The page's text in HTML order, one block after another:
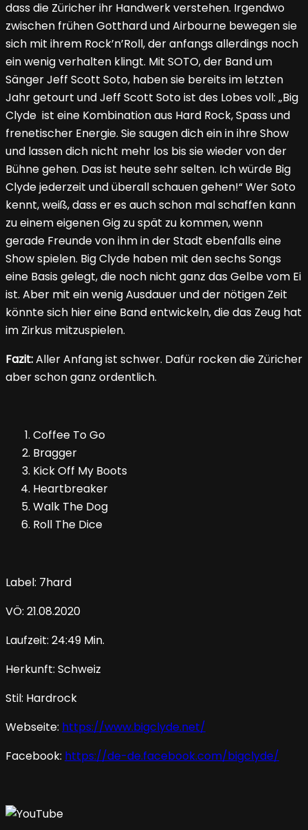
dass die Züricher ihr Handwerk verstehen. Irgendwo
zwischen frühen Gotthard und Airbourne bewegen sie
sich mit ihrem Rock’n’Roll, der anfangs allerdings noch
ein wenig verhalten klingt. Mit SOTO, der Band um
Sänger Jeff Scott Soto, haben sie bereits im letzten
Jahr getourt und Jeff Scott Soto ist des Lobes voll: „Big
Clyde ist eine Kombination aus Hard Rock, Spass und
frenetischer Energie. Sie saugen dich ein in ihre Show
und lassen dich nicht mehr los bis sie wieder von der
Bühne gehen. Das ist heute sehr selten. Ich würde Big
Clyde jederzeit und überall schauen gehen!“ Wer Soto
kennt, weiß, dass er es auch schon mal schaffen kann
zu einem eigenen Gig zu spät zu kommen, wenn
gerade Freunde von ihm in der Stadt ebenfalls eine
Show spielen. Big Clyde haben mit den sechs Songs
eine Basis gelegt, die noch nicht ganz das Gelbe vom Ei
ist. Aber mit ein wenig Ausdauer und der nötigen Zeit
könnte sich hier eine Band entwickeln, die das Zeug hat
im Zirkus mitzuspielen.
Fazit:Aller Anfang ist schwer. Dafür rocken die Züricher
aber schon ganz ordentlich.
Coffee To Go
Bragger
Kick Off My Boots
Heartbreaker
Walk The Dog
Roll The Dice
Label: 7hard
VÖ: 21.08.2020
Laufzeit: 24:49 Min.
Herkunft: Schweiz
Stil: Hardrock
Webseite: https://www.bigclyde.net/
Facebook: https://de-de.facebook.com/bigclyde/